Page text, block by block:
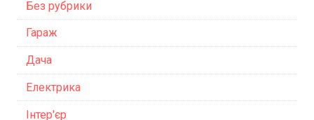
Без рубрики
Гараж
Дача
Електрика
Інтер'єр